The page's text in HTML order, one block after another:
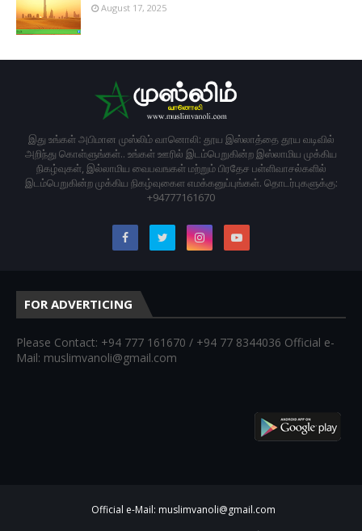
August 17, 2025
இது உங்கள் அபிமான முஸ்லிம் வானொலி: தூய இஸ்லாத்தை தூய வடிவில்
அறிந்து கொள்ளுங்கள்.. உங்கள் ஊரில் இடம்பெறுகின்ற இஸ்லாமிய முக்கிய
நிகழ்வுகள், இல்லாமிய வைபவஙகள் மற்றும் பிரதேச பள்ளிவாசல்களில்
இடம்பெறுகின்ற முக்கிய நிகழ்வுகைள எமக்கனுப்புங்கள். தொடர்புகளுக்கு:
+94777161670
FOR ADVERTICING
Please Contact: +94 777 161670 / +94 77 8344036 Official e-
Mail: muslimvanoli@gmail.com
Official e-Mail: muslimvanoli@gmail.com